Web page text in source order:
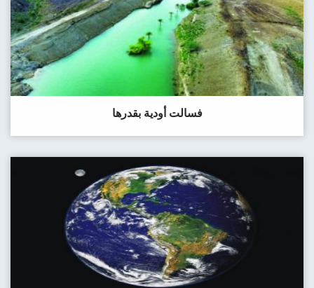
فسالت أودية بقدرها